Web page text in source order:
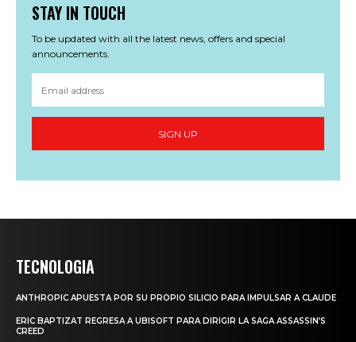
STAY IN TOUCH
To be updated with all the latest news, offers and special
announcements.
SIGN UP
TECNOLOGIA
ANTHROPIC APUESTA POR SU PROPIO SILICIO PARA IMPULSAR A CLAUDE
ERIC BAPTIZAT REGRESA A UBISOFT PARA DIRIGIR LA SAGA ASSASSIN’S
CREED